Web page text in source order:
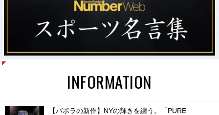
INFORMATION
【バボラの新作】NYの輝きを纏う。「PURE